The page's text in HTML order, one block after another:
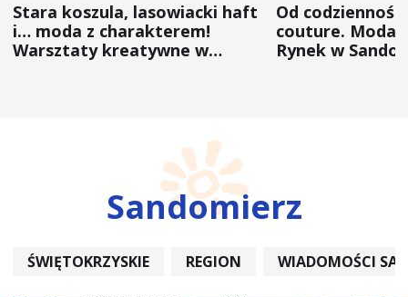
Stara koszula, lasowiacki haft
i… moda z charakterem!
Warsztaty kreatywne w
Od
couture. Moda
Rynek w
Sandomierz
ŚWIĘTOKRZYSKIE REGION WIADOMOŚCI